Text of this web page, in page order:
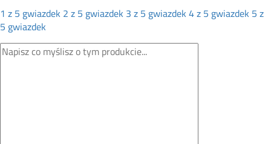
1 z 5 gwiazdek2 z 5 gwiazdek3 z 5 gwiazdek4 z 5 gwiazdek5 z
5 gwiazdek